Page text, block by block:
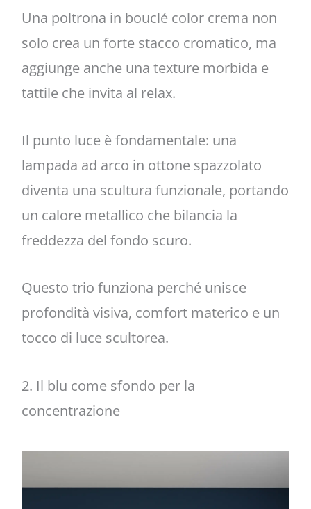
Una poltrona in bouclé color crema non
solo crea un forte stacco cromatico, ma
aggiunge anche una texture morbida e
tattile che invita al relax.
Il punto luce è fondamentale: una
lampada ad arco in ottone spazzolato
diventa una scultura funzionale, portando
un calore metallico che bilancia la
freddezza del fondo scuro.
Questo trio funziona perché unisce
profondità visiva, comfort materico e un
tocco di luce scultorea.
2. Il blu come sfondo per la
concentrazione